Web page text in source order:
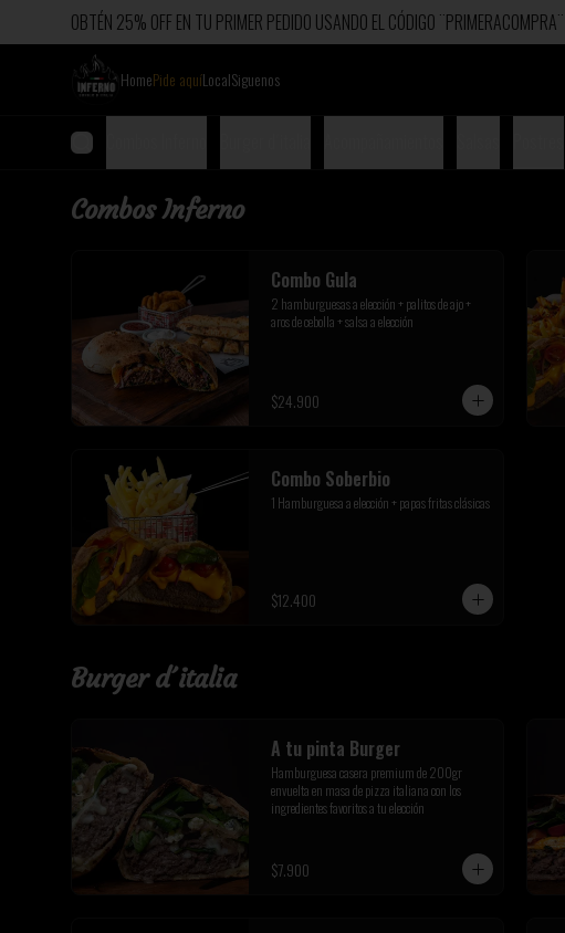
OBTÉN 25% OFF EN TU PRIMER PEDIDO USANDO EL CÓDIGO ¨PRIMERACOMPRA¨
HomePide aquíLocalSiguenos
Combos Inferno
Combo Gula
2 hamburguesas a elección + palitos de ajo +
aros de cebolla + salsa a elección
$24.900
Combo Soberbio
1 Hamburguesa a elección + papas fritas clásicas
$12.400
Burger d´italia
A tu pinta Burger
Hamburguesa casera premium de 200gr
envuelta en masa de pizza italiana con los
ingredientes favoritos a tu elección
$7.900